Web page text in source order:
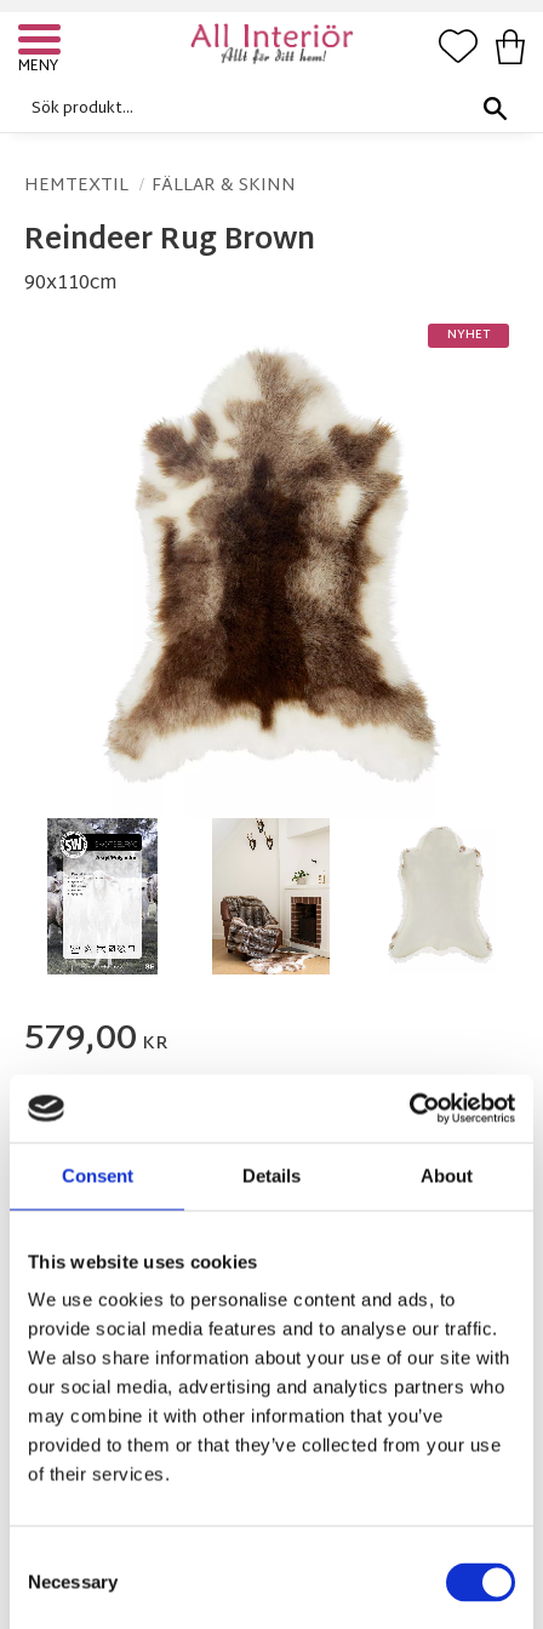
Consent Details About
This website uses cookies
We use cookies to personalise content and ads, to
provide social media features and to analyse our traffic.
We also share information about your use of our site with
our social media, advertising and analytics partners who
may combine it with other information that you’ve
provided to them or that they’ve collected from your use
of their services.
Selection
Necessary
Meny
HEMTEXTIL FÄLLAR & SKINN
Reindeer Rug Brown
90x110cm
NYHET
579,00 KR
FLER FÄRGER
Antal
st KÖP
Lagerstatus 1 st i lager Artikelnr KF10180
Tillverkare
Skinnwille
Fri frakt över 995kr
Snabba leveranser